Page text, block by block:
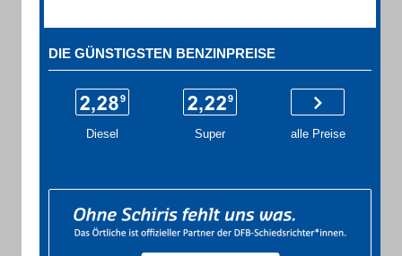
DIE GÜNSTIGSTEN BENZINPREISE
Diesel Super alle Preise